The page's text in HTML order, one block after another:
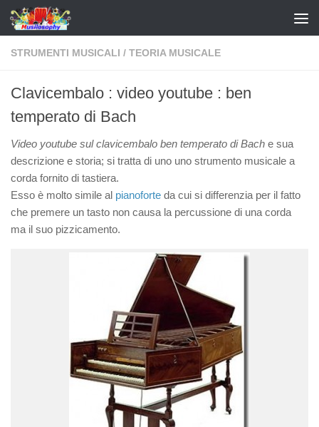
STRUMENTI MUSICALI / TEORIA MUSICALE
Clavicembalo : video youtube : ben
temperato di Bach
Video youtube sul clavicembalo ben temperato di Bach e sua
descrizione e storia; si tratta di uno uno strumento musicale a
corda fornito di tastiera.
Esso è molto simile al pianoforte da cui si differenzia per il fatto
che premere un tasto non causa la percussione di una corda
ma il suo pizzicamento.